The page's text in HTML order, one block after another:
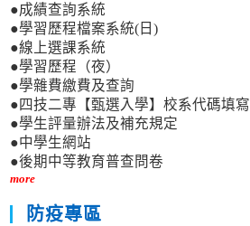
●成績查詢系統
●學習歷程檔案系統(日)
●線上選課系統
●學習歷程（夜）
●學雜費繳費及查詢
●四技二專【甄選入學】校系代碼填寫
●學生評量辦法及補充規定
●中學生網站
●後期中等教育普查問卷
more
防疫專區